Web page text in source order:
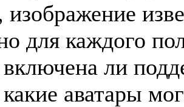
изображение
для каждого
включена ли
какие аватары